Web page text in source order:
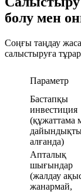
болу мен
Соңғы таңдау
салыстыруға
Параметр
Бастапқы
инвестиция
(құжаттама
алғанда)
Апталық
шығындар
(жалдау
жанармай,